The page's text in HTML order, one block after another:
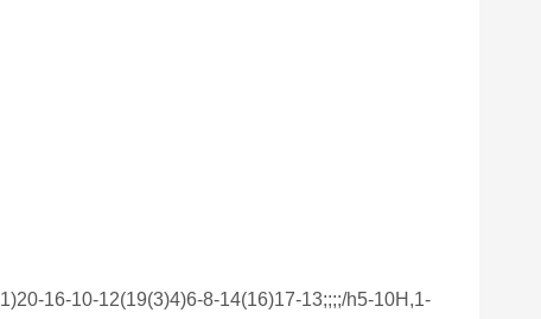
16-10-12(19(3)4)6-8-14(16)17-13;;;;/h5-10H,1-